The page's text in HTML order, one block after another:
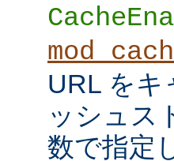
URL を
ッシュス
数で指定